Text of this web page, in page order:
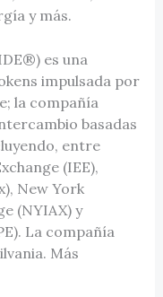
y más.
es una
impulsada por
la compañía
basadas
entre
(IEE),
New York
(NYIAX) y
La compañía
Más